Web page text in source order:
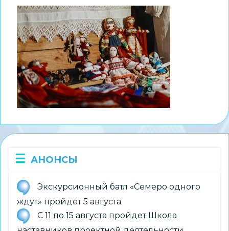
АНОНСЫ
Экскурсионный батл «Семеро одного
ждут» пройдет 5 августа
С 11 по 15 августа пройдет Школа